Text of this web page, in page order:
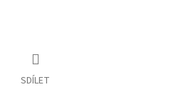
SDÍLET